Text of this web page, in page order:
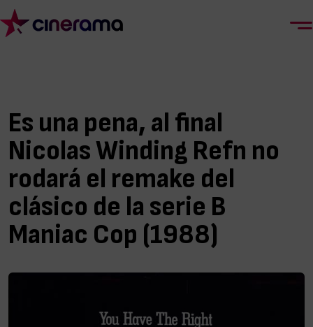
Es una pena, al final
Nicolas Winding Refn no
rodará el remake del
clásico de la serie B
Maniac Cop (1988)